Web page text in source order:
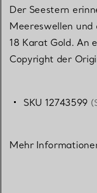
Der Seestern
Meereswellen und
18 Karat Gold. An
Copyright der
SKU 12743599
Mehr